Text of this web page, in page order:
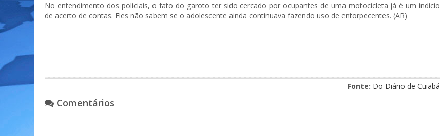
No entendimento dos policiais, o fato do garoto ter sido cercado por ocupantes de uma motocicleta já é um indício
de acerto de contas. Eles não sabem se o adolescente ainda continuava fazendo uso de entorpecentes. (AR)
Fonte: Do Diário de Cuiabá
Comentários